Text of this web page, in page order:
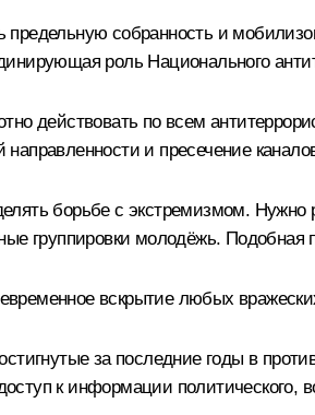
собранность и
роль Национального
действовать по всем
направленности и пресечение
борьбе с экстремизмом.
группировки молодёжь.
вскрытие любых
за последние годы в
к информации политического,